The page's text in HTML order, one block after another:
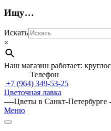
Ищу…
Искать
×
Наш магазин работает:
Телефон
+7 (964) 349-53-25
Цветочная лавка
----Цветы в Санкт-Петербурге
Главное
навигационное
Меню